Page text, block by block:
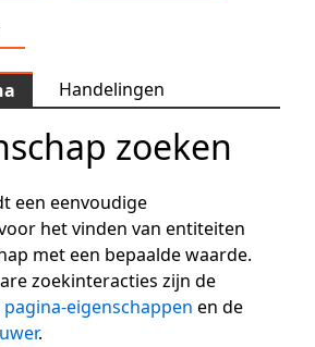
Handelingen
zoeken
een eenvoudige
het vinden van entiteiten
met een bepaalde waarde.
zoekinteracties zijn de
eigenschappen en de
.